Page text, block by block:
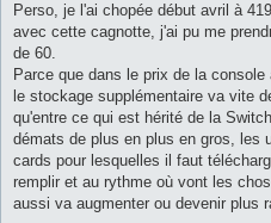
a
g
Perso, je l'ai chopée début avril à
avec cette cagnotte, j'ai pu me
de 60.
Parce que dans le prix de la
le stockage supplémentaire va vite
qu'entre ce qui est hérité de la
démats de plus en plus en gros, les
cards pour lesquelles il faut
remplir et au rythme où vont les
aussi va augmenter ou devenir plus